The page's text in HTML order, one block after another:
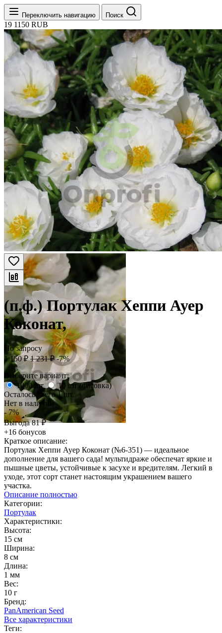
Переключить навигацию Поиск
19 1150 RUB
(п.ф.) Портулак Хеппи Ауер
Коконат,
По запросу
1 150 ₽ 1 231 ₽ -7%
Выберите вариант:
1000 шт
10 шт (фасовка)
Осталось всего 1 шт.
Нет в наличии
- 7%
Выгода81 ₽
+16 бонусов
Краткое описание:
Портулак Хеппи Ауер Коконат (№6-351) — идеальное
дополнение для вашего сада! мультидраже обеспечат яркие и
пышные цветы, устойчивые к засухе и вредителям. Легкий в
уходе, этот сорт станет настоящим украшением вашего
участка.
Описание полностью
Категории:
Портулак
Характеристики:
Высота:
15 см
Ширина:
8 см
Длина:
1 мм
Вес:
10 г
Бренд:
PanAmerican Seed
Все характеристики
Теги: